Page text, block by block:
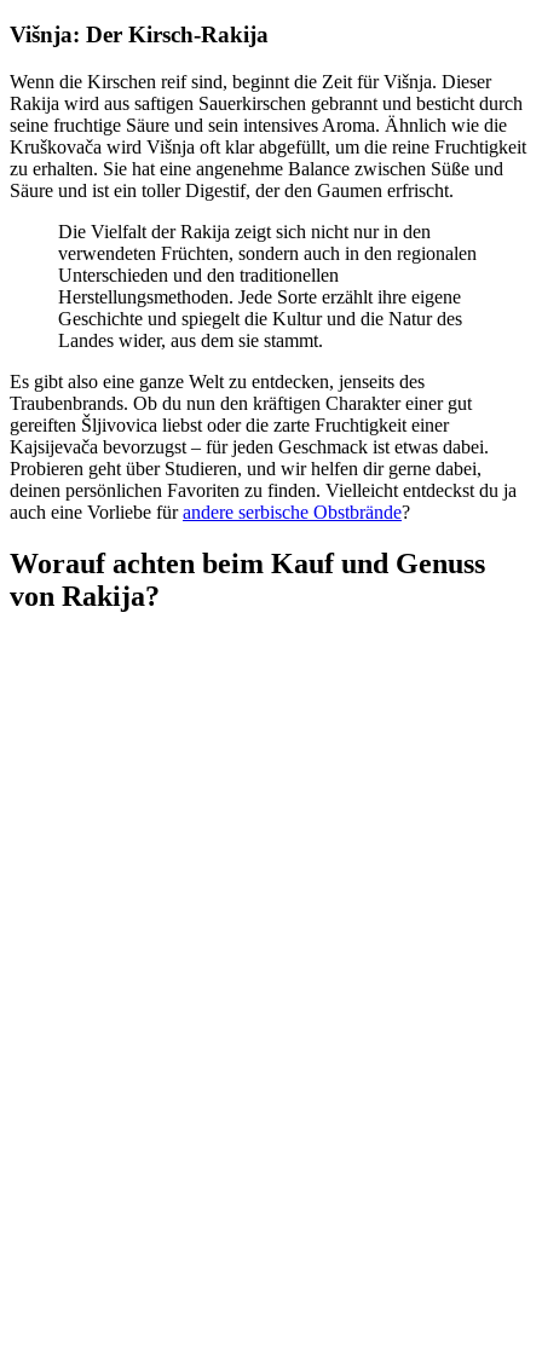
Višnja: Der Kirsch-Rakija
Wenn die Kirschen reif sind, beginnt die Zeit für Višnja. Dieser
Rakija wird aus saftigen Sauerkirschen gebrannt und besticht durch
seine fruchtige Säure und sein intensives Aroma. Ähnlich wie die
Kruškovača wird Višnja oft klar abgefüllt, um die reine Fruchtigkeit
zu erhalten. Sie hat eine angenehme Balance zwischen Süße und
Säure und ist ein toller Digestif, der den Gaumen erfrischt.
Die Vielfalt der Rakija zeigt sich nicht nur in den
verwendeten Früchten, sondern auch in den regionalen
Unterschieden und den traditionellen
Herstellungsmethoden. Jede Sorte erzählt ihre eigene
Geschichte und spiegelt die Kultur und die Natur des
Landes wider, aus dem sie stammt.
Es gibt also eine ganze Welt zu entdecken, jenseits des
Traubenbrands. Ob du nun den kräftigen Charakter einer gut
gereiften Šljivovica liebst oder die zarte Fruchtigkeit einer
Kajsijevača bevorzugst – für jeden Geschmack ist etwas dabei.
Probieren geht über Studieren, und wir helfen dir gerne dabei,
deinen persönlichen Favoriten zu finden. Vielleicht entdeckst du ja
auch eine Vorliebe fürandere serbische Obstbrände?
Worauf achten beim Kauf und Genuss
von Rakija?